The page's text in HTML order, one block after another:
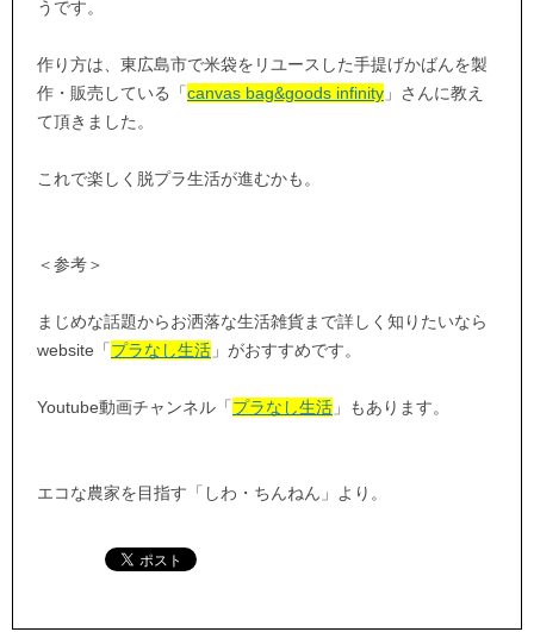
うです。
作り方は、東広島市で米袋をリユースした手提げかばんを製
作・販売している「canvas bag&goods infinity 」さんに教え
て頂きました。
これで楽しく脱プラ生活が進むかも。
＜参考＞
まじめな話題からお洒落な生活雑貨まで詳しく知りたいなら
website「プラなし生活 」がおすすめです。
Youtube動画チャンネル「プラなし生活 」もあります。
エコな農家を目指す「しわ・ちんねん」より。